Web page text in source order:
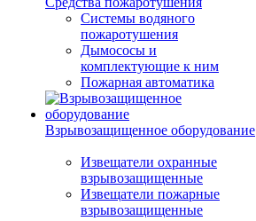
Системы водяного
пожаротушения
Дымососы и
комплектующие к ним
Пожарная автоматика
Взрывозащищенное оборудование
Извещатели охранные
взрывозащищенные
Извещатели пожарные
взрывозащищенные